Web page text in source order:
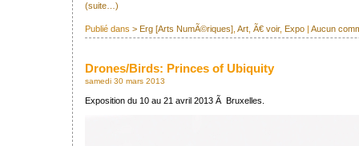
(suite…)
Publié dans > Erg [Arts NumÃ©riques] Art Ã€ voir, Expo | Aucun
Drones/Birds: Princes of Ubiquity
samedi 30 mars 2013
Exposition du 10 au 21 avril 2013 Ã Bruxelles.